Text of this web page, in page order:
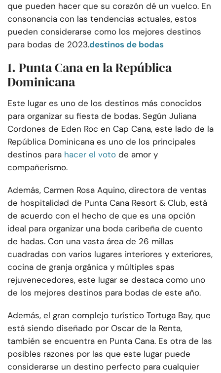
que pueden hacer que su corazón dé un vuelco. En
consonancia con las tendencias actuales, estos
pueden considerarse como los mejores destinos
para bodas de 2023.destinos de bodas
1. Punta Cana en la República
Dominicana
Este lugar es uno de los destinos más conocidos
para organizar su fiesta de bodas. Según Juliana
Cordones de Eden Roc en Cap Cana, este lado de la
República Dominicana es uno de los principales
destinos para hacer el voto de amor y
compañerismo.
Además, Carmen Rosa Aquino, directora de ventas
de hospitalidad de Punta Cana Resort & Club, está
de acuerdo con el hecho de que es una opción
ideal para organizar una boda caribeña de cuento
de hadas. Con una vasta área de 26 millas
cuadradas con varios lugares interiores y exteriores,
cocina de granja orgánica y múltiples spas
rejuvenecedores, este lugar se destaca como uno
de los mejores destinos para bodas de este año.
Además, el gran complejo turístico Tortuga Bay, que
está siendo diseñado por Oscar de la Renta,
también se encuentra en Punta Cana. Es otra de las
posibles razones por las que este lugar puede
considerarse un destino perfecto para cualquier